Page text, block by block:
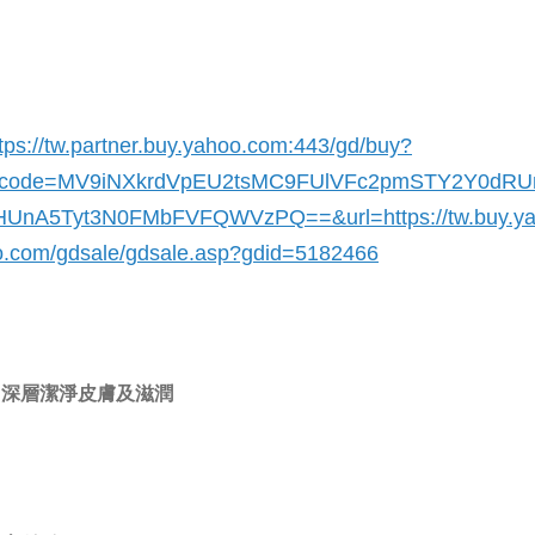
tw.partner.buy.yahoo.com:443/gd/buy?
https://
gdsale/gdsale.asp?gdid=5182466
深層潔淨皮膚及滋潤